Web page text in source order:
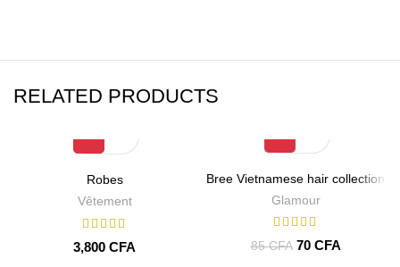
RELATED PRODUCTS
Robes
Vêtement
3,800 CFA
Bree Vietnamese hair collection
Glamour
85CFA 70 CFA